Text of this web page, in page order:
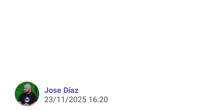
Jose Díaz
23/11/2025 16:20